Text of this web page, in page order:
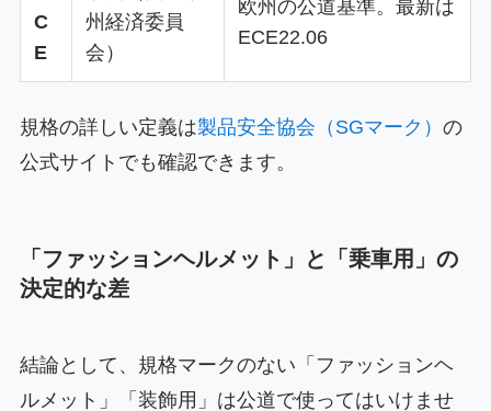
C
E
州経済委員
会）
欧州の公道基準。最新は
ECE22.06
規格の詳しい定義は製品安全協会（SGマーク） の
公式サイトでも確認できます。
「ファッションヘルメット」と「乗車用」の
決定的な差
結論として、規格マークのない「ファッションヘ
ルメット」「装飾用」は公道で使ってはいけませ